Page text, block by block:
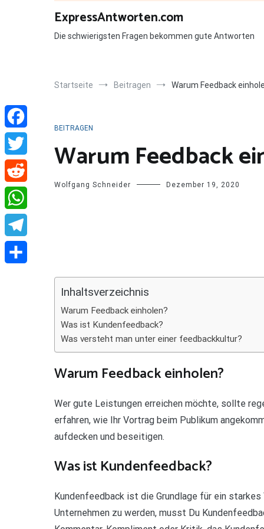
ExpressAntworten.com
Die schwierigsten Fragen bekommen gute Antworten
Startseite Beitragen Warum Feedback
BEITRAGEN
Warum Feedback
Wolfgang Schneider Dezember 19, 2020
Inhaltsverzeichnis
Warum Feedback einholen?
Was ist Kundenfeedback?
Was versteht man unter einer feedbackkultur?
Warum Feedback einholen?
Wer gute Leistungen erreichen möchte, sollte
erfahren, wie Ihr Vortrag beim Publikum
aufdecken und beseitigen.
Was ist Kundenfeedback?
Kundenfeedback ist die Grundlage für ein
Unternehmen zu werden, musst Du
Facebook
Twitter
Reddit
WhatsApp
Telegram